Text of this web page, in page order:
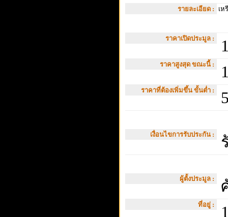
รายละเอียด : เห
ราคาเปิดประมูล :
ราคาสูงสุด ขณะนี้ :
ราคาที่ต้องเพิ่มขึ้น ขั้นต่ำ :
เงื่อนไขการรับประกัน :
ผู้ตั้งประมูล :
ที่อยู่ :